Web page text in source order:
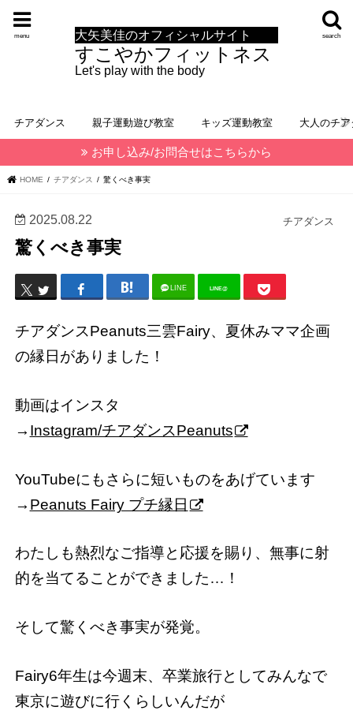
大矢美佳のオフィシャルサイト
すこやかフィットネス
Let's play with the body
search
menu
チアダンス 親子運動遊び教室 キッズ運動教室 大人のチ
お申し込み/お問合せはこちらから
HOME チアダンス 驚くべき事実
チアダンス
2025.08.22
驚くべき事実
LINE LINE@
チアダンスPeanuts三雲Fairy、夏休みママ企画
の縁日がありました！
動画はインスタ
→ Instagram/チアダンスPeanuts
YouTubeにもさらに短いものをあげています
→ Peanuts Fairy プチ縁日
わたしも熱烈なご指導と応援を賜り、無事に射
的を当てることができました…！
そして驚くべき事実が発覚。
Fairy6年生は今週末、卒業旅行としてみんなで
東京に遊びに行くらしいんだが